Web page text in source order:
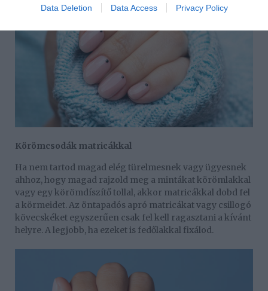
Data Deletion Data Access Privacy Policy
Körömcsodák matricákkal
Ha nem tartod magad elég türelmesnek vagy ügyesnek
ahhoz, hogy magad rajzold meg a mintákat körömlakkal
vagy egy körömdíszítő tollal, akkor matricákkal dobd fel
a körmeidet. Az öntapadós apró matricákat vagy csillogó
kövecskéket egyszerűen csak fel kell ragasztani a kívánt
helyre. A legjobb, ha ezeket is fedőlakkal fixálod.